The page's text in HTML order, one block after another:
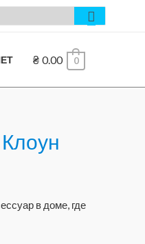
₴ 0.00 0
в доме, где